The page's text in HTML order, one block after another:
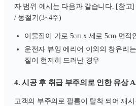
자 범위 예시는 다음과 같습니다. [참고
/ 동절기(3~4주)
이물질이 가로 5cm x 세로 5cm 면적
운전자 뷰잉 에리어 이외의 창유리
질이 현저히 드러난 경우
4. 시공 후 취급 부주의로 인한 유상
고객의 부주의로 필름이 탈착 되어 재